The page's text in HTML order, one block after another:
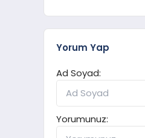
Yorum Yap
Ad Soyad:
Yorumunuz: